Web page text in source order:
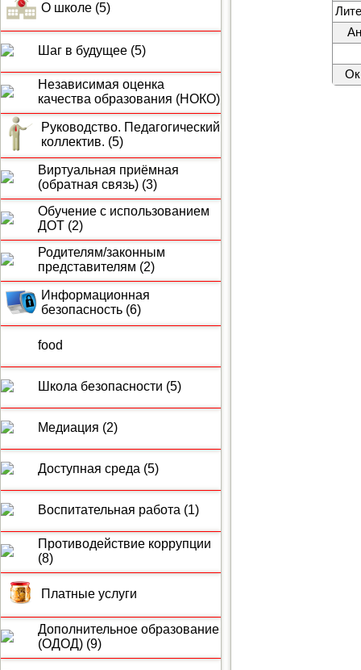
О школе (5)
Шаг в будущее (5)
Независимая оценка
качества образования (НОКО)
Руководство. Педагогический
коллектив. (5)
Виртуальная приёмная
(обратная связь) (3)
Обучение с использованием
ДОТ (2)
Родителям/законным
представителям (2)
Информационная
безопасность (6)
food
Школа безопасности (5)
Медиация (2)
Доступная среда (5)
Воспитательная работа (1)
Противодействие коррупции
(8)
Платные услуги
Дополнительное образование
(ОДОД) (9)